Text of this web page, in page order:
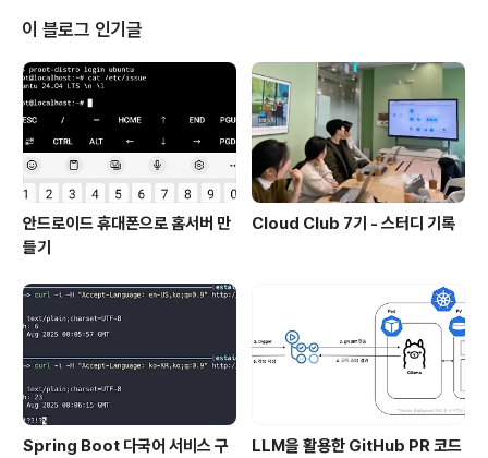
을 설명합니다.*Kafka는 Helm으로 쉽게 다운 가능한 Bit
nami Kafka를 이용하였습니다. 1. 메모리 최적화 설정한
정된 메모리 환경에서 Kafka의 안정성을 유지하려면 JV
M의 힙 메모리를 적절하게 제한해야 합니다. 이를 위해 Bit
nami Kafka Helm Chart의 kafka..
이 블로그 인기글
안드로이드 휴대폰으로 홈서버 만
들기
Cloud Club 7기 - 스터디 기록
Spring Boot 다국어 서비스 구
LLM을 활용한 GitHub PR 코드